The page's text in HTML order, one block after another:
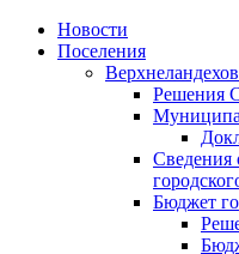
Skip
Новости
Поселения
Решения
Сведения
Бюджет